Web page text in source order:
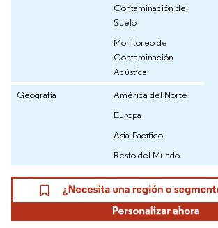
Contaminación del
Suelo
Monitoreo de
Contaminación
Acústica
Geografía
América del Norte
Europa
Asia-Pacífico
Resto del Mundo